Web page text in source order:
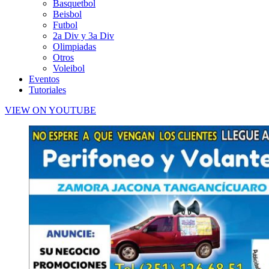
Basquetbol
Beisbol
Futbol
2a Div y 3a Div
Olimpiadas
Otros
Voleibol
Eventos
Tutoriales
VIEW ON YOUTUBE